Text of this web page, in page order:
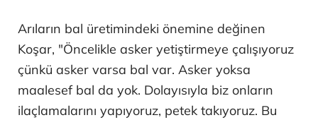
Arıların bal üretimindeki önemine değinen
Koşar, "Öncelikle asker yetiştirmeye çalışıyoruz
çünkü asker varsa bal var. Asker yoksa
maalesef bal da yok. Dolayısıyla biz onların
ilaçlamalarını yapıyoruz, petek takıyoruz. Bu